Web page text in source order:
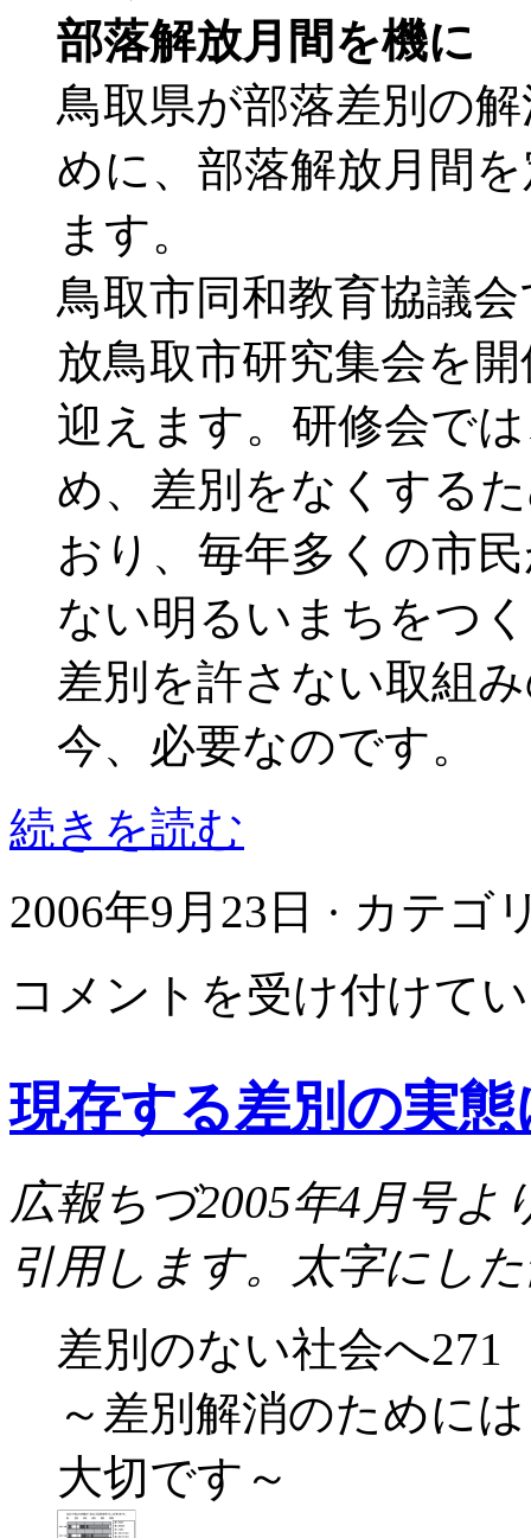
部落解放月間を機に
鳥取県が部落差別の
めに、部落解放月間
ます。
鳥取市同和教育協議
放鳥取市研究集会を
迎えます。研修会で
め、差別をなくする
おり、毎年多くの市
ない明るいまちをつ
差別を許さない取組
今、必要なのです。
続きを読む
2006年9月23日 · カテゴ
す
る
う
結
果
を
コメントを受け付けて
現存する差別の実
広報ちづ2005年4月号
引用します。太字にし
差別のない社会へ271
～差別解消のために
大切です～